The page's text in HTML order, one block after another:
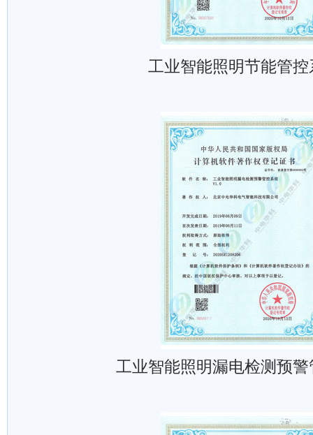
工业智能照明节能管控
工业智能照明漏电检测预